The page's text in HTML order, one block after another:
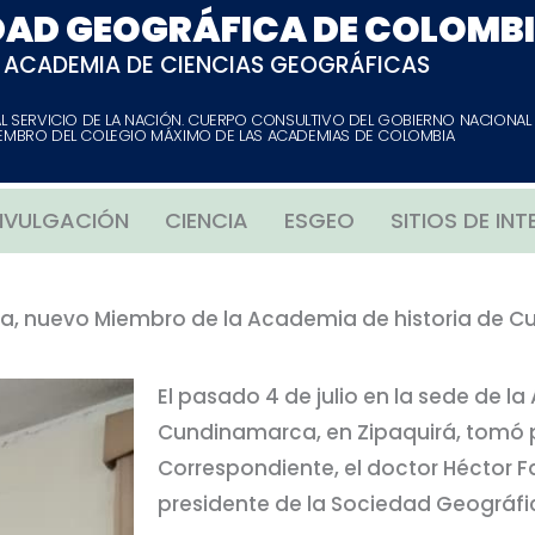
GEOGRÁFICA DE
ACADEMIA DE CIENCIAS GEOGRÁFICAS
SERVICIO DE LA NACIÓN. CUERPO CONSULTIVO DEL GOBIERNO NACIONAL
DEL COLEGIO MÁXIMO DE LAS ACADEMIAS DE COLOMBIA
CIENCIA ESGEO SITIOS DE
nuevo Miembro de la Academia de historia de
El pasado 4 de julio en la sede de
Cundinamarca, en Zipaquirá, tomó
Correspondiente, el doctor Héctor
presidente de la Sociedad